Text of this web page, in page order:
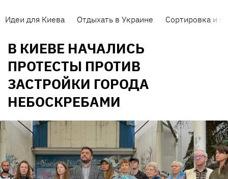
Идеи для Киева Отдыхать в Украине Сортировка и
В КИЕВЕ НАЧАЛИСЬ
ПРОТЕСТЫ ПРОТИВ
ЗАСТРОЙКИ ГОРОДА
НЕБОСКРЕБАМИ